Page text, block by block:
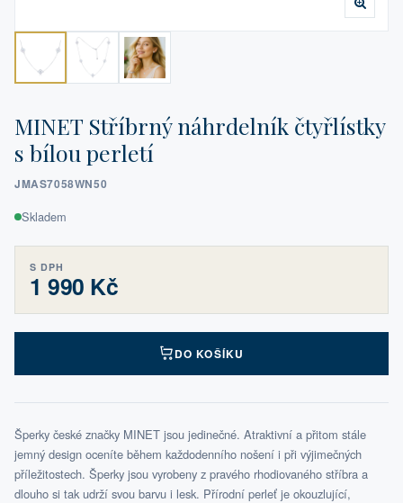
MINET Stříbrný náhrdelník čtyřlístky
s bílou perletí
JMAS7058WN50
Skladem
S DPH
1 990 Kč
DO KOŠÍKU
Šperky české značky MINET jsou jedinečné. Atraktivní a přitom stále
jemný design oceníte během každodenního nošení i při výjimečných
příležitostech. Šperky jsou vyrobeny z pravého rhodiovaného stříbra a
dlouho si tak udrží svou barvu i lesk. Přírodní perleť je okouzlující,